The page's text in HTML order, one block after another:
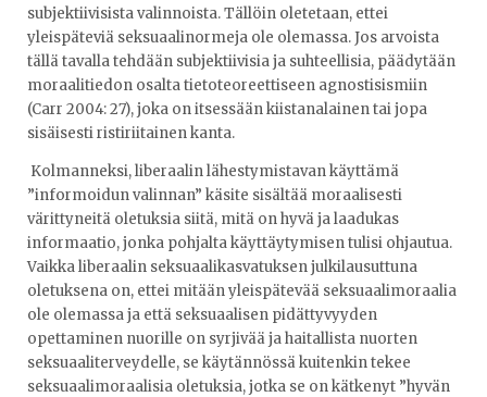
subjektiivisista valinnoista. Tällöin oletetaan, ettei
yleispäteviä seksuaalinormeja ole olemassa. Jos arvoista
tällä tavalla tehdään subjektiivisia ja suhteellisia, päädytään
moraalitiedon osalta tietoteoreettiseen agnostisismiin
(Carr 2004: 27), joka on itsessään kiistanalainen tai jopa
sisäisesti ristiriitainen kanta.
Kolmanneksi, liberaalin lähestymistavan käyttämä
”informoidun valinnan” käsite sisältää moraalisesti
värittyneitä oletuksia siitä, mitä on hyvä ja laadukas
informaatio, jonka pohjalta käyttäytymisen tulisi ohjautua.
Vaikka liberaalin seksuaalikasvatuksen julkilausuttuna
oletuksena on, ettei mitään yleispätevää seksuaalimoraalia
ole olemassa ja että seksuaalisen pidättyvyyden
opettaminen nuorille on syrjivää ja haitallista nuorten
seksuaaliterveydelle, se käytännössä kuitenkin tekee
seksuaalimoraalisia oletuksia, jotka se on kätkenyt ”hyvän